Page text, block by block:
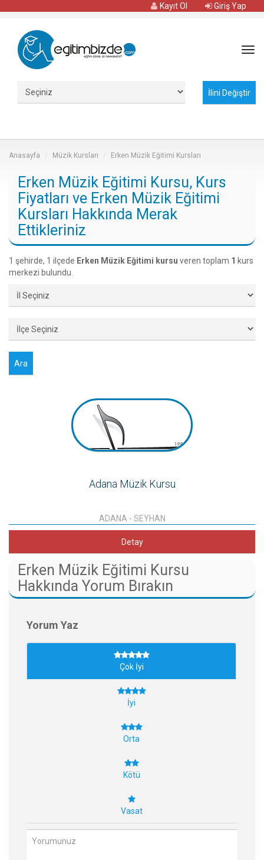
Giriş Yap
Kayıt Ol
Anasayfa Müzik Kursları Erken Müzik Eğitimi Kursları
Erken Müzik Eğitimi Kursu, Kurs
Fiyatları ve Erken Müzik Eğitimi
Kursları Hakkında Merak
Ettikleriniz
1 şehirde, 1 ilçede Erken Müzik Eğitimi kursu veren toplam 1 kurs
merkezi bulundu.
Adana Müzik Kursu
ADANA - SEYHAN
Detay
Erken Müzik Eğitimi Kursu
Hakkında Yorum Bırakın
Yorum Yaz
Çok İyi
İyi
Orta
Kötü
Vasat